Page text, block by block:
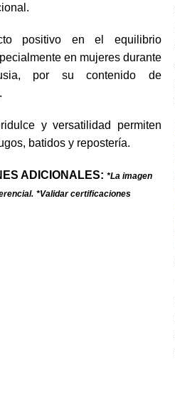
positivo en el equilibrio
en mujeres durante
por su contenido de
y versatilidad permiten
batidos y repostería.
ADICIONALES: *La imagen
*Validar certificaciones